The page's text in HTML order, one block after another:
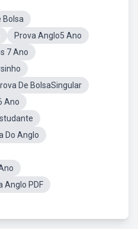
Bolsa
Prova Anglo5 Ano
7 Ano
De BolsaSingular
Ano
Do Anglo
Anglo PDF